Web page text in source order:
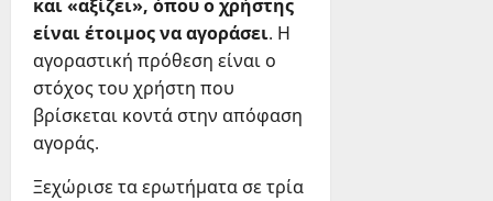
και «αξίζει», όπου ο χρήστης
είναι έτοιμος να αγοράσει. Η
αγοραστική πρόθεση είναι ο
στόχος του χρήστη που
βρίσκεται κοντά στην απόφαση
αγοράς.
Ξεχώρισε τα ερωτήματα σε τρία